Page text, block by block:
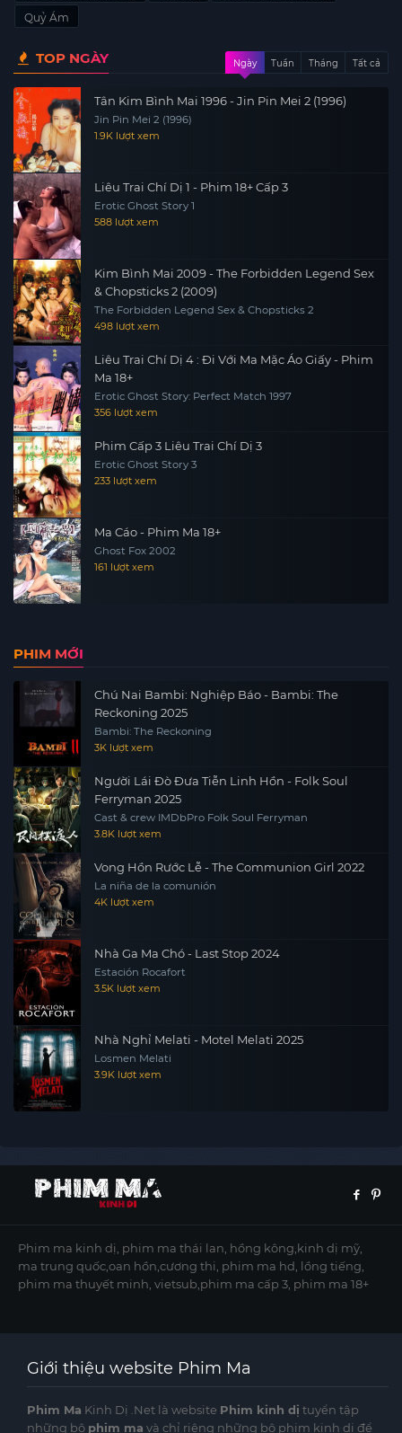
Quỷ Ám
TOP NGÀY Ngày Tuần Tháng Tất cả
Tân Kim Bình Mai 1996 - Jin Pin Mei 2 (1996)
Jin Pin Mei 2 (1996)
1.9K lượt xem
Liêu Trai Chí Dị 1 - Phim 18+ Cấp 3
Erotic Ghost Story 1
588 lượt xem
Kim Bình Mai 2009 - The Forbidden Legend Sex
& Chopsticks 2 (2009)
The Forbidden Legend Sex & Chopsticks 2
498 lượt xem
Liêu Trai Chí Dị 4 : Đi Với Ma Mặc Áo Giấy - Phim
Ma 18+
Erotic Ghost Story: Perfect Match 1997
356 lượt xem
Phim Cấp 3 Liêu Trai Chí Dị 3
Erotic Ghost Story 3
233 lượt xem
Ma Cáo - Phim Ma 18+
Ghost Fox 2002
161 lượt xem
PHIM MỚI
Chú Nai Bambi: Nghiệp Báo - Bambi: The
Reckoning 2025
Bambi: The Reckoning
3K lượt xem
Người Lái Đò Đưa Tiễn Linh Hồn - Folk Soul
Ferryman 2025
Cast & crew IMDbPro Folk Soul Ferryman
3.8K lượt xem
Vong Hồn Rước Lễ - The Communion Girl 2022
La niña de la comunión
4K lượt xem
Nhà Ga Ma Chó - Last Stop 2024
Estación Rocafort
3.5K lượt xem
Nhà Nghỉ Melati - Motel Melati 2025
Losmen Melati
3.9K lượt xem
Phim ma kinh dị, phim ma thái lan, hồng kông,kinh dị mỹ,
ma trung quốc,oan hồn,cương thi, phim ma hd, lồng tiếng,
phim ma thuyết minh, vietsub,phim ma cấp 3, phim ma 18+
Giới thiệu website Phim Ma
Phim Ma Kinh Dị .Net là website Phim kinh dị tuyển tập
những bộ phim ma và chỉ riêng những bộ phim kinh dị để